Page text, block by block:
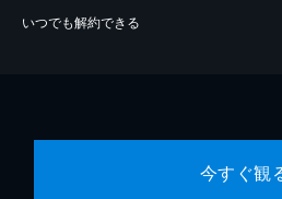
いつでも解約できる
今すぐ観